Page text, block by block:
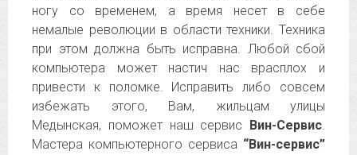
ногу со временем, а время несет в себе
немалые революции в области техники. Техника
при этом должна быть исправна. Любой сбой
компьютера может настич нас врасплох и
привести к поломке. Исправить либо совсем
избежать этого, Вам, жильцам улицы
Медынская, поможет наш сервис Вин-Сервис.
Мастера компьютерного сервиса “Вин-сервис”